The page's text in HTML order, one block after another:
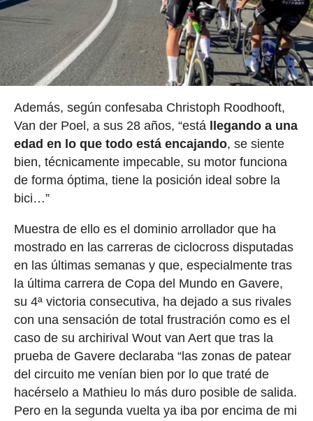
Además, según confesaba Christoph Roodhooft,
Van der Poel, a sus 28 años, “está
llegando a una
edad en lo que todo está encajando, se siente
bien, técnicamente impecable, su motor funciona
de forma óptima, tiene la posición ideal sobre la
bici…”
Muestra de ello es el dominio arrollador que ha
mostrado en las carreras de ciclocross disputadas
en las últimas semanas y que, especialmente tras
la última carrera de Copa del Mundo en Gavere,
su 4ª victoria consecutiva, ha dejado a sus rivales
con una sensación de total frustración como es el
caso de su archirival Wout van Aert que tras la
prueba de Gavere declaraba “las zonas de patear
del circuito me venían bien por lo que traté de
hacérselo a Mathieu lo más duro posible de salida.
Pero en la segunda vuelta ya iba por encima de mi